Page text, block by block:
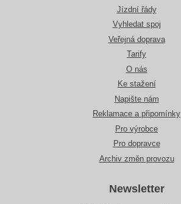
Jízdní řády
Vyhledat spoj
Veřejná doprava
Tarify
O nás
Ke stažení
Napište nám
Reklamace a připomínky
Pro výrobce
Pro dopravce
Archiv změn provozu
Newsletter